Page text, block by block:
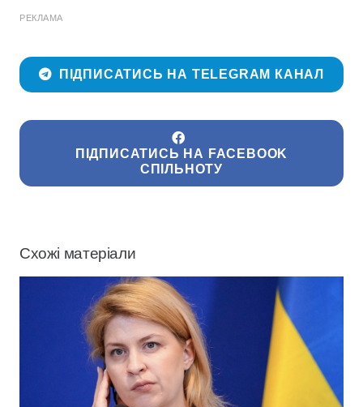
РЕКЛАМА
ПІДПИСАТИСЬ НА TELEGRAM КАНАЛ
ПІДПИСАТИСЬ НА FACEBOOK
СПІЛЬНОТУ
Схожі матеріали